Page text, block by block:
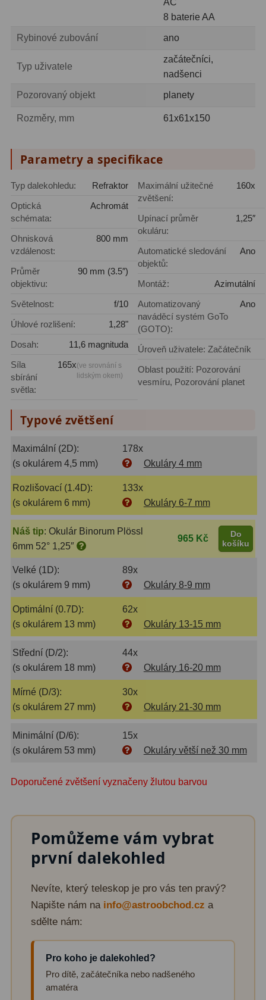
Amici hranoly 90°7
Pozorovací dalekohledy
Kompaktní11
Turistické 24
Pro pozorování přírody a
ornitologie18
Dárkové
Binokulární dalekohledy279
Lovecké a turistické
Kapesní 14
Divadelní
Dálkoměry 9
Noční vidění8
Mikroskopy92
Pro děti 5
Školní a laboratorní
Biologické33
Digitální10
Kapesní
Příslušenství16
Meteostanice
Pokročilé5
Profesionální
69
Astronomická literatura 10
AC
8 baterie AA
Rybinové zubování ano
Typ uživatele
začátečníci,
nadšenci
Pozorovaný objekt planety
Rozměry, mm 61x61x150
Parametry a specifikace
Typ dalekohledu:
Refraktor
Optická
schémata:
Achromát
Ohnisková
vzdálenost:
800 mm
Průměr
objektivu:
90 mm (3.5″)
Světelnost:
f/10
Úhlové rozlišení:
1,28"
Dosah:
11,6 magnituda
Síla
sbírání
světla:
165x(ve srovnání s
lidským okem)
Maximální užitečné
zvětšení:
160x
Upínací průměr
okuláru:
1,25″
Automatické sledování
objektů:
Ano
Montáž:
Azimutální
Automatizovaný
naváděcí systém GoTo
(GOTO):
Ano
Úroveň uživatele: Začátečník
Oblast použití: Pozorování
vesmíru, Pozorování planet
Typové zvětšení
Maximální (2D):
178x
(s okulárem 4,5 mm)
Okuláry 4 mm
Rozlišovací (1.4D):
133x
(s okulárem 6 mm)
Okuláry 6-7 mm
Náš tip: Okulár Binorum Plössl
6mm 52° 1,25″
965 Kč
Do
košíku
Velké (1D):
89x
(s okulárem 9 mm)
Okuláry 8-9 mm
Optimální (0.7D):
62x
(s okulárem 13 mm)
Okuláry 13-15 mm
Střední (D/2):
44x
(s okulárem 18 mm)
Okuláry 16-20 mm
Mírné (D/3):
30x
(s okulárem 27 mm)
Okuláry 21-30 mm
Minimální (D/6):
15x
(s okulárem 53 mm)
Okuláry větší než 30 mm
Doporučené zvětšení vyznačeny žlutou barvou
Pomůžeme vám vybrat
první dalekohled
Nevíte, který teleskop je pro vás ten pravý?
Napište nám na info@astroobchod.cz a
sdělte nám:
Pro koho je dalekohled?
Pro dítě, začátečníka nebo nadšeného
amatéra